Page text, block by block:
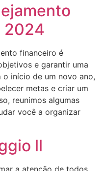
2024
financeiro é
e garantir uma
o início de um novo ano,
metas e criar um
reunimos algumas
você a organizar
ll
a atenção de todos